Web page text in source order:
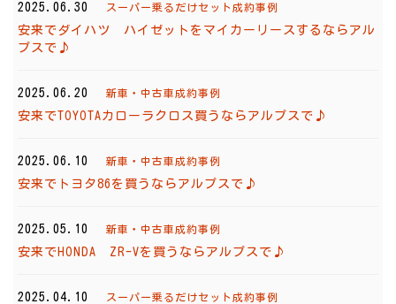
2025.06.30 スーパー乗るだけセット成約事例
安来でダイハツ ハイゼットをマイカーリースするならアル
プスで♪
2025.06.20 新車・中古車成約事例
安来でTOYOTAカローラクロス買うならアルプスで♪
2025.06.10 新車・中古車成約事例
安来でトヨタ86を買うならアルプスで♪
2025.05.10 新車・中古車成約事例
安来でHONDA ZR-Vを買うならアルプスで♪
2025.04.10 スーパー乗るだけセット成約事例